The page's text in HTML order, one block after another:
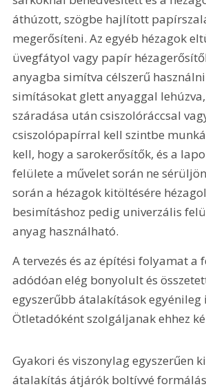
áthúzott, szögbe hajlított
megerősíteni. Az egyéb hézagok
üvegfátyol vagy papír
anyagba simítva célszerű
simításokat glett anyaggal
száradása után csiszolóráccsal
csiszolópapírral kell szintbe
kell, hogy a sarokerősítők, és a
felülete a művelet során ne
során a hézagok kitöltésére
besimításhoz pedig univerzális
anyag használható.
A tervezés és az építési folyamat a
adódóan elég bonyolult és
egyszerűbb átalakítások egyénileg
Ötletadóként szolgáljanak ehhez
Gyakori és viszonylag egyszerűen
átalakítás átjárók boltívvé